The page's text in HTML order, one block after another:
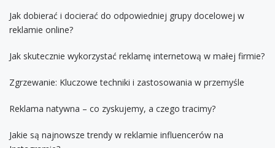
Jak dobierać i docierać do odpowiedniej grupy docelowej w
reklamie online?
Jak skutecznie wykorzystać reklamę internetową w małej firmie?
Zgrzewanie: Kluczowe techniki i zastosowania w przemyśle
Reklama natywna – co zyskujemy, a czego tracimy?
Jakie są najnowsze trendy w reklamie influencerów na